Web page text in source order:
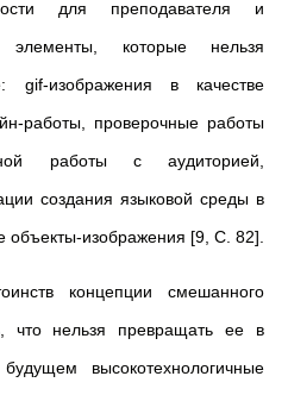
для преподавателя и
элементы, которые нельзя
gif-изображения в качестве
работы, проверочные работы
работы с аудиторией,
создания языковой среды в
объекты-изображения [9, С. 82].
концепции смешанного
что нельзя превращать ее в
высокотехнологичные